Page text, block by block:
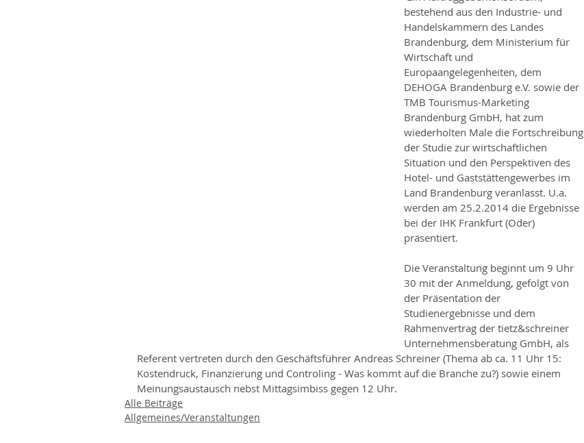
bestehend aus den Industrie- und
Handelskammern des Landes
Brandenburg, dem Ministerium für
Wirtschaft und
Europaangelegenheiten, dem
DEHOGA Brandenburg e.V. sowie der
TMB Tourismus-Marketing
Brandenburg GmbH, hat zum
wiederholten Male die Fortschreibung
der Studie zur wirtschaftlichen
Situation und den Perspektiven des
Hotel- und Gaststättengewerbes im
Land Brandenburg veranlasst. U.a.
werden am 25.2.2014 die Ergebnisse
bei der IHK Frankfurt (Oder)
präsentiert.
Die Veranstaltung beginnt um 9 Uhr
30 mit der Anmeldung, gefolgt von
der Präsentation der
Studienergebnisse und dem
Rahmenvertrag der tietz&schreiner
Unternehmensberatung GmbH, als
Referent vertreten durch den Geschäftsführer Andreas Schreiner (Thema ab ca. 11 Uhr 15:
Kostendruck, Finanzierung und Controling - Was kommt auf die Branche zu?) sowie einem
Meinungsaustausch nebst Mittagsimbiss gegen 12 Uhr.
Alle Beiträge
Allgemeines/Veranstaltungen